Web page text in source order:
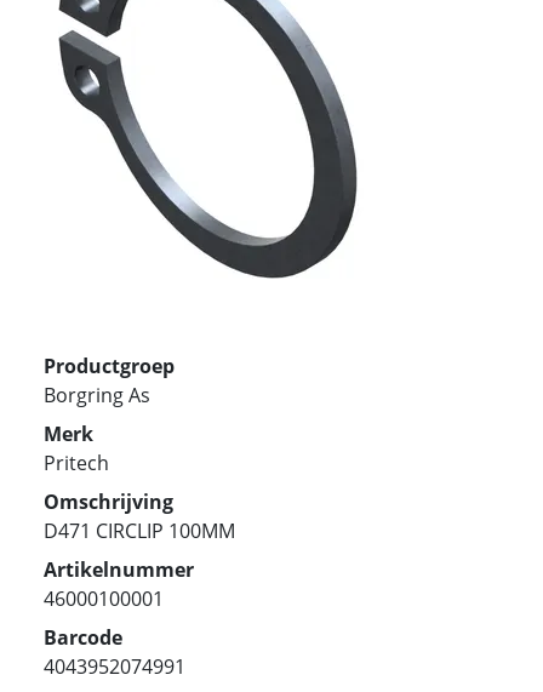
Productgroep
Borgring As
Merk
Pritech
Omschrijving
D471 CIRCLIP 100MM
Artikelnummer
46000100001
Barcode
4043952074991